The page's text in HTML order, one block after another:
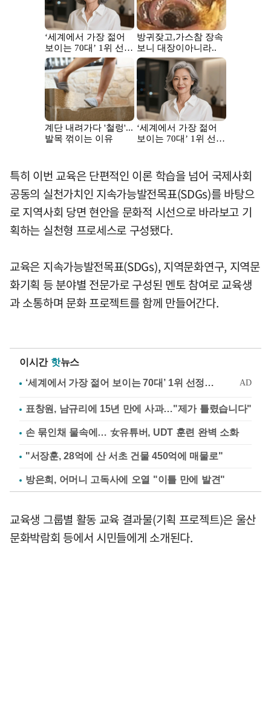
특히 이번 교육은 단편적인 이론 학습을 넘어 국제사회
공동의 실천가치인 지속가능발전목표(SDGs)를 바탕으
로 지역사회 당면 현안을 문화적 시선으로 바라보고 기
획하는 실천형 프로세스로 구성됐다.
교육은 지속가능발전목표(SDGs), 지역문화연구, 지역문
화기획 등 분야별 전문가로 구성된 멘토 참여로 교육생
과 소통하며 문화 프로젝트를 함께 만들어간다.
이시간 핫뉴스
표창원, 남규리에 15년 만에 사과…"제가 틀렸습니다"
손 묶인채 물속에… 女유튜버, UDT 훈련 완벽 소화
"서장훈, 28억에 산 서초 건물 450억에 매물로"
방은희, 어머니 고독사에 오열 "이틀 만에 발견"
교육생 그룹별 활동 교육 결과물(기획 프로젝트)은 울산
문화박람회 등에서 시민들에게 소개된다.